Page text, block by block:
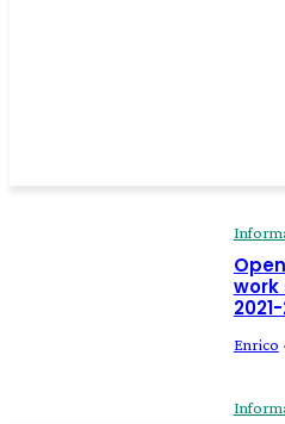
work
Enrico